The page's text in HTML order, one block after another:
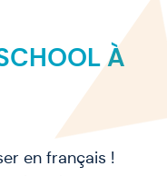
À
en français !